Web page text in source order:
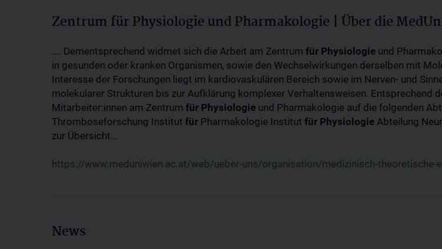
Zentrum für Physiologie und Pharmakologie | Über die
.... Dementsprechend widmet sich die Arbeit am Zentrum für Physiologie und
in gesunden oder kranken Organismen, sowie den Wechselwirkungen derselben mit
Interesse der Forschungen liegt im kardiovaskulären Bereich sowie im Nerven- und
molekularer Strukturen bis zur Aufklärung komplexer Verhaltensweisen.
Mitarbeiter:innen am Zentrum für Physiologie und Pharmakologie auf die folgenden
Thromboseforschung Institut für Pharmakologie Institut für Physiologie Abteilung
zur Übersicht...
https://www.meduniwien.ac.at/web/ueber-uns/organisation/medizinisch-
News